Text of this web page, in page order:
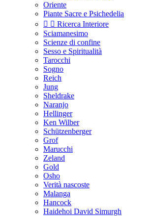
Oriente
Piante Sacre e Psichedelia
  Ricerca Interiore
Sciamanesimo
Scienze di confine
Sesso e Spiritualità
Tarocchi
Sogno
Reich
Jung
Sheldrake
Naranjo
Hellinger
Ken Wilber
Schützenberger
Grof
Marucchi
Zeland
Gold
Osho
Verità nascoste
Malanga
Hancock
Haidehoi David Simurgh